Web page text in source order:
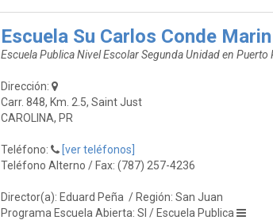
Escuela Su Carlos Conde Marin
Escuela Publica Nivel Escolar Segunda Unidad en Puerto
Dirección:
Carr. 848, Km. 2.5, Saint Just
CAROLINA, PR
Teléfono:
[ver teléfonos]
Teléfono Alterno / Fax: (787) 257-4236
Director(a): Eduard Peña / Región: San Juan
Programa Escuela Abierta: SI / Escuela Publica